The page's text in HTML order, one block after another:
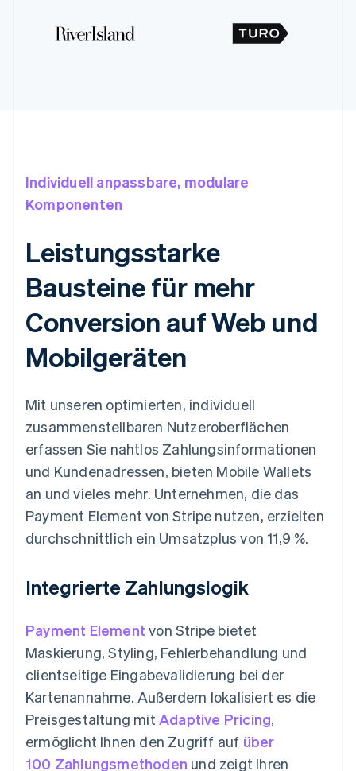
Individuell anpassbare, modulare
Komponenten
Leistungsstarke
Bausteine für mehr
Conversion auf Web und
Mobilgeräten
Mit unseren optimierten, individuell
zusammenstellbaren Nutzeroberflächen
erfassen Sie nahtlos Zahlungsinformationen
und Kundenadressen, bieten Mobile Wallets
an und vieles mehr. Unternehmen, die das
Payment Element von Stripe nutzen, erzielten
durchschnittlich ein Umsatzplus von 11,9 %.
Integrierte Zahlungslogik
Payment Element von Stripe bietet
Maskierung, Styling, Fehlerbehandlung und
clientseitige Eingabevalidierung bei der
Kartenannahme. Außerdem lokalisiert es die
Preisgestaltung mit Adaptive Pricing,
ermöglicht Ihnen den Zugriff auf über
100 Zahlungsmethoden und zeigt Ihren